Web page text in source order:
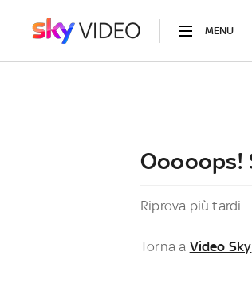
MENU
Ooooops!
Riprova più tardi
Torna a Video Sky